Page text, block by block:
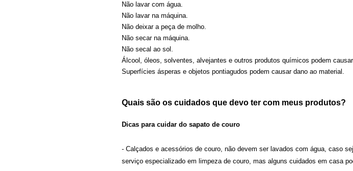
Não lavar com água.
Não lavar na máquina.
Não deixar a peça de molho.
Não secar na máquina.
Não secal ao sol.
Álcool, óleos, solventes, alvejantes e outros produtos químicos podem
Superfícies ásperas e objetos pontiagudos podem causar dano ao material.
Quais são os cuidados que devo ter com meus produtos?
Dicas para cuidar do sapato de couro
- Calçados e acessórios de couro, não devem ser lavados com água, caso
serviço especializado em limpeza de couro, mas alguns cuidados em casa